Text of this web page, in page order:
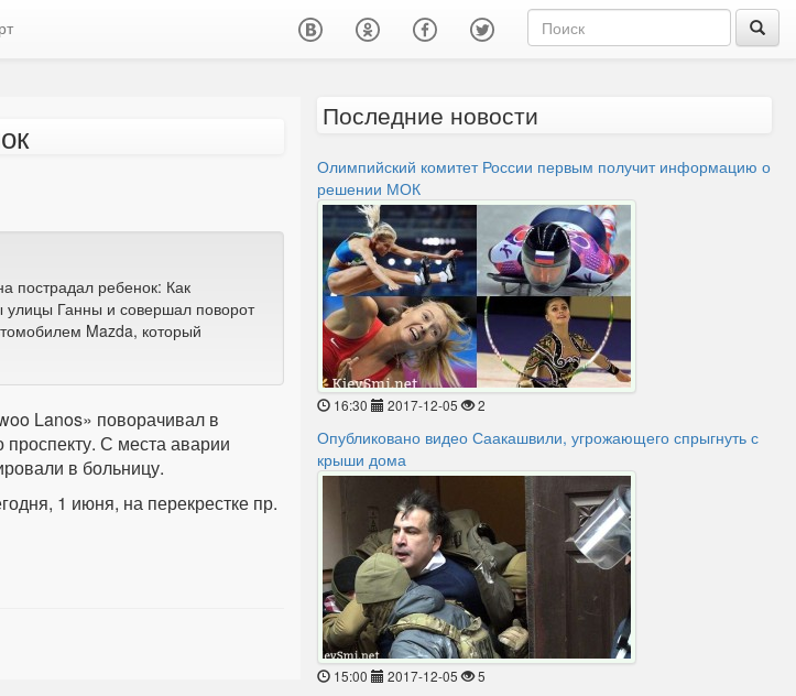
пострадал ребенок: Как
улицы Ганны и совершал поворот
Mazda, который
Lanos» поворачивал в
проспекту. С места аварии
в больницу.
1 июня, на перекрестке пр.
Последние новости
Олимпийский комитет России первым получит информацию о
решении МОК
16:30 2017-12-05 2
Опубликовано видео Саакашвили, угрожающего спрыгнуть с
крыши дома
15:00 2017-12-05 5